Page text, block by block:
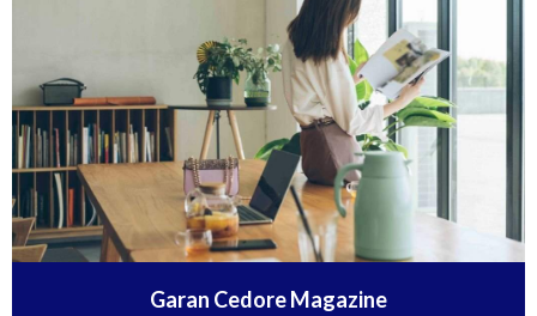
Garan Cedore Magazine